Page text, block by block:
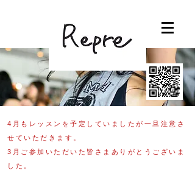
4月もレッスンを予定していましたが一旦注意さ
せていただきます。
3月ご参加いただいた皆さまありがとうございま
した。